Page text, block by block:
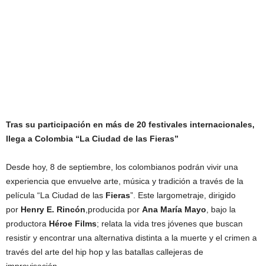
Tras su participación en más de 20 festivales internacionales,
llega a Colombia “La Ciudad de las Fieras”
Desde hoy, 8 de septiembre, los colombianos podrán vivir una
experiencia que envuelve arte, música y tradición a través de la
película “La Ciudad de las Fieras”. Este largometraje, dirigido
por Henry E. Rincón,producida por Ana María Mayo, bajo la
productora Héroe Films; relata la vida tres jóvenes que buscan
resistir y encontrar una alternativa distinta a la muerte y el crimen a
través del arte del hip hop y las batallas callejeras de